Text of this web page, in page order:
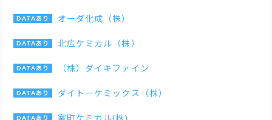
オーダ化成（株）
北広ケミカル（株）
（株）ダイキファイン
ダイトーケミックス（株）
室町ケミカル(株)